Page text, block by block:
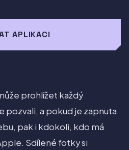
APLIKACI
prohlížet každý
a pokud je zapnuta
pak i kdokoli, kdo má
Sdílené fotky si